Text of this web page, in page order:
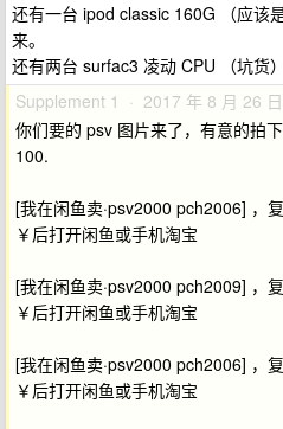
还有一台 ipod classic 160G （应该
来。
还有两台 surfac3 凌动 CPU （坑货）
Supplement 1 · 2017 年 8 月 26 日
你们要的 psv 图片来了，有意的拍
100.
[我在闲鱼卖·psv2000 pch2006] ，
￥后打开闲鱼或手机淘宝
[我在闲鱼卖·psv2000 pch2009] ，
￥后打开闲鱼或手机淘宝
[我在闲鱼卖·psv2000 pch2006] ，
￥后打开闲鱼或手机淘宝